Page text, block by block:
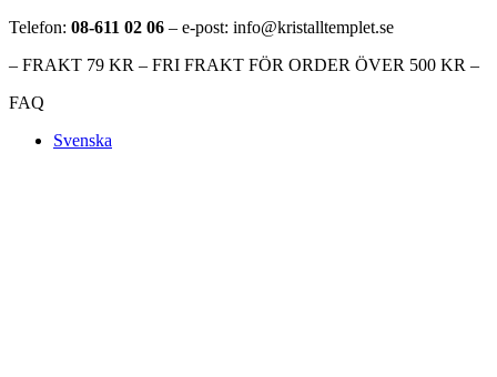
Telefon: 08-611 02 06 – e-post: info@kristalltemplet.se
– FRAKT 79 KR – FRI FRAKT FÖR ORDER ÖVER 500 KR –
FAQ
Svenska